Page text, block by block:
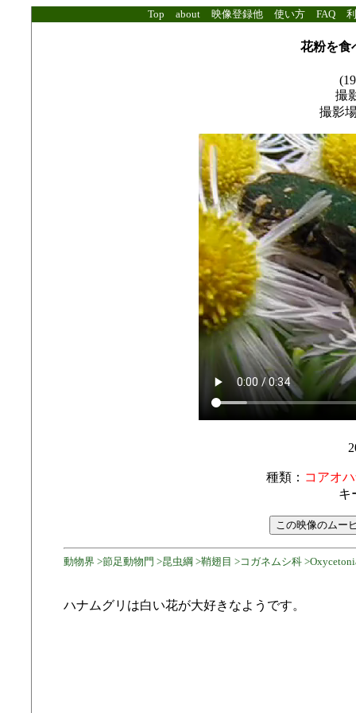
Top about 映像登録他 使い方 FAQ
花粉を食
撮
撮影
種類： コアオ
キ
動物界 >節足動物門 >昆虫綱 >鞘翅目 >コガネムシ科
ハナムグリは白い花が大好きなようです。